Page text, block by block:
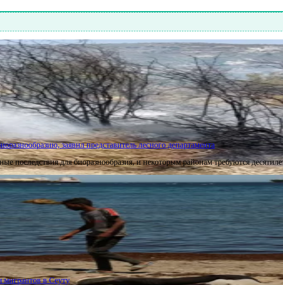
заявил представитель лесного департамента
последствия для биоразнообразия, и некоторым районам требуются
мигрантов в Сеуту